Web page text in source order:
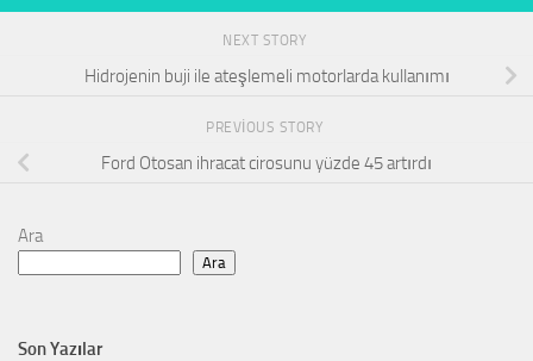
NEXT STORY
Hidrojenin buji ile ateşlemeli motorlarda kullanımı
PREVIOUS STORY
Ford Otosan ihracat cirosunu yüzde 45 artırdı
Ara
Ara
Son Yazılar